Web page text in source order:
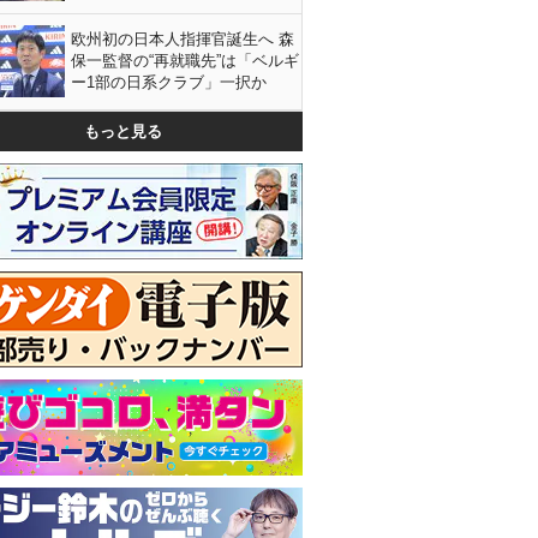
欧州初の日本人指揮官誕生へ 森
保一監督の“再就職先”は「ベルギ
ー1部の日系クラブ」一択か
もっと見る